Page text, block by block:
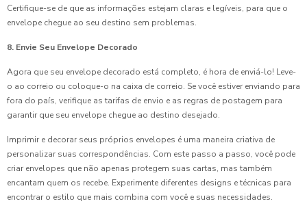
Certifique-se de que as informações estejam claras e legíveis, para que o
envelope chegue ao seu destino sem problemas.
8. Envie Seu Envelope Decorado
Agora que seu envelope decorado está completo, é hora de enviá-lo! Leve-
o ao correio ou coloque-o na caixa de correio. Se você estiver enviando para
fora do país, verifique as tarifas de envio e as regras de postagem para
garantir que seu envelope chegue ao destino desejado.
Imprimir e decorar seus próprios envelopes é uma maneira criativa de
personalizar suas correspondências. Com este passo a passo, você pode
criar envelopes que não apenas protegem suas cartas, mas também
encantam quem os recebe. Experimente diferentes designs e técnicas para
encontrar o estilo que mais combina com você e suas necessidades.